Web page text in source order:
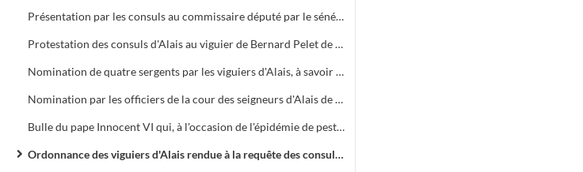
Présentation par les consuls au commissaire député par le sénéchal de Beaucaire et Nîmes pour informer des lettres de grâce du duc d'Anjou, frère et lieutenant du Roi en Languedoc en faveur de certains habitants d'Alais qui s'étaient attroupés et mutinés
Protestation des consuls d'Alais au viguier de Bernard Pelet de l'impossibilité d'obéir à la proclamation que tous les chefs de maison de la ville d'Alais s'assemblent en armes à Moissac le 2 Février suivant, à cause de la trop grande brièveté du délai
Nomination de quatre sergents par les viguiers d'Alais, à savoir deux pour le comte de Beaufort et deux pour Bernard Pelet
Nomination par les officiers de la cour des seigneurs d'Alais de deux sergents et un crieur pour le comté et de deux sergents et un crieur pour la baronnie
Bulle du pape Innocent VI qui, à l'occasion de l'épidémie de peste d'Alais, accorde une indulgence aux habitants de la ville qui à l'article de la mort se confesseront avec douleur de leurs péchés
Ordonnance des viguiers d'Alais rendue à la requête des consuls portant qu'il ne pourra être vendu dans la Ville des rouleaux ou charges de cercles sans que ceux-ci aient été vérifiés et marqués par les marqueurs de la Ville, sous peine d'amende et de confiscation